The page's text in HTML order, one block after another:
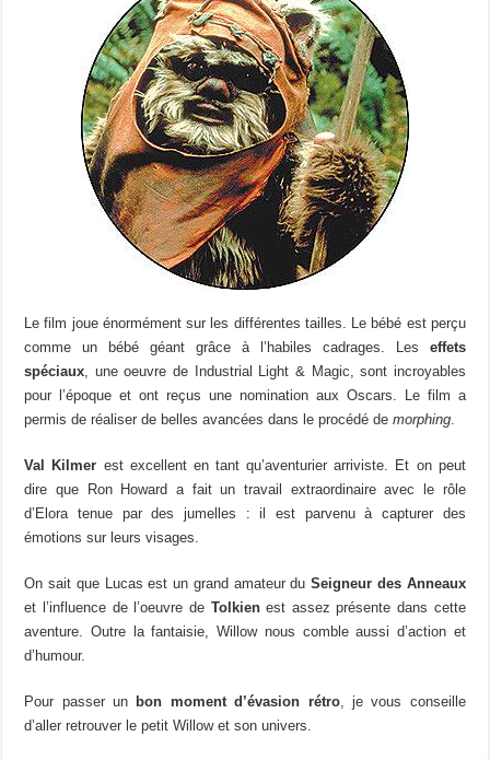
Le film joue énormément sur les différentes tailles. Le bébé est perçu
comme un bébé géant grâce à l’habiles cadrages. Les effets
spéciaux , une oeuvre de Industrial Light & Magic, sont incroyables
pour l’époque et ont reçus une nomination aux Oscars. Le film a
permis de réaliser de belles avancées dans le procédé demorphing
Val Kilmer est excellent en tant qu’aventurier arriviste. Et on peut
dire que Ron Howard a fait un travail extraordinaire avec le rôle
d’Elora tenue par des jumelles : il est parvenu à capturer des
émotions sur leurs visages.
On sait que Lucas est un grand amateur duSeigneur des Anneaux
et l’influence de l’oeuvre de Tolkienest assez présente dans cette
aventure. Outre la fantaisie, Willow nous comble aussi d’action et
d’humour.
Pour passer un bon moment d’évasion rétro, je vous conseille
d’aller retrouver le petit Willow et son univers.